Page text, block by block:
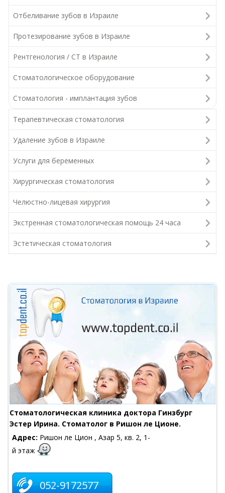
Отбеливание зубов в Израиле
Протезирование зубов в Израиле
Рентгенология / СТ в Израиле
Стоматологическое оборудование
Стоматология - имплантация зубов
Терапевтическая стоматология
Удаление зубов в Израиле
Услуги для беременных
Хирургическая стоматология
Челюстно-лицевая хирургия
Экстренная стоматологическая помощь 24 часа
Эстетическая стоматология
Стоматологическая клиника доктора Гинзбург
Эстер Ирина. Стоматолог в Ришон ле Ционе.
Адрес: Ришон ле Цион , Азар 5, кв. 2, 1-
й этаж
052-9172577